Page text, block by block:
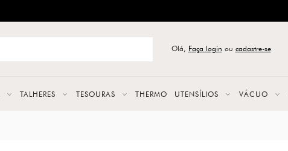
Olá, Faça login ou cadastre-se
TALHERES TESOURAS THERMO UTENSÍLIOS VÁCUO